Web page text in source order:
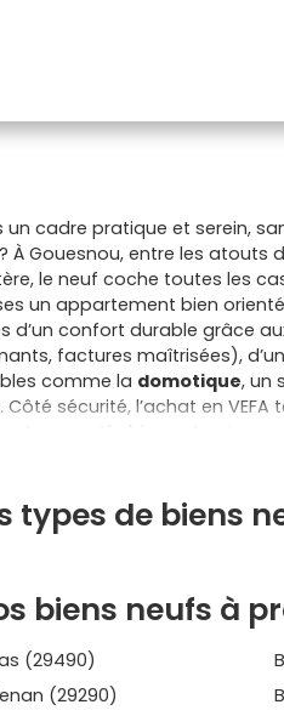
un cadre pratique et serein,
À Gouesnou, entre les atouts
le neuf coche toutes les
un appartement bien
d’un confort durable grâce
factures maîtrisées),
comme la domotique, un
sécurité, l’achat en
les
et temporaire de taxe
accessibilité idéale : l’axe
les communes voisines
Relecq-Kerhuon, Plouzané,
comme pour les loisirs en
maison 4 pièces évolutive,
types de biens
biens neufs à
(29490)
(29290)